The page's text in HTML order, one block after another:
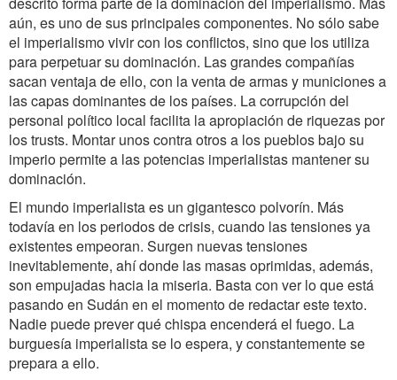
aún, es uno de sus principales componentes. No sólo sabe
el imperialismo vivir con los conflictos, sino que los utiliza
para perpetuar su dominación. Las grandes compañías
sacan ventaja de ello, con la venta de armas y municiones a
las capas dominantes de los países. La corrupción del
personal político local facilita la apropiación de riquezas por
los trusts. Montar unos contra otros a los pueblos bajo su
imperio permite a las potencias imperialistas mantener su
dominación.
El mundo imperialista es un gigantesco polvorín. Más
todavía en los periodos de crisis, cuando las tensiones ya
existentes empeoran. Surgen nuevas tensiones
inevitablemente, ahí donde las masas oprimidas, además,
son empujadas hacia la miseria. Basta con ver lo que está
pasando en Sudán en el momento de redactar este texto.
Nadie puede prever qué chispa encenderá el fuego. La
burguesía imperialista se lo espera, y constantemente se
prepara a ello.